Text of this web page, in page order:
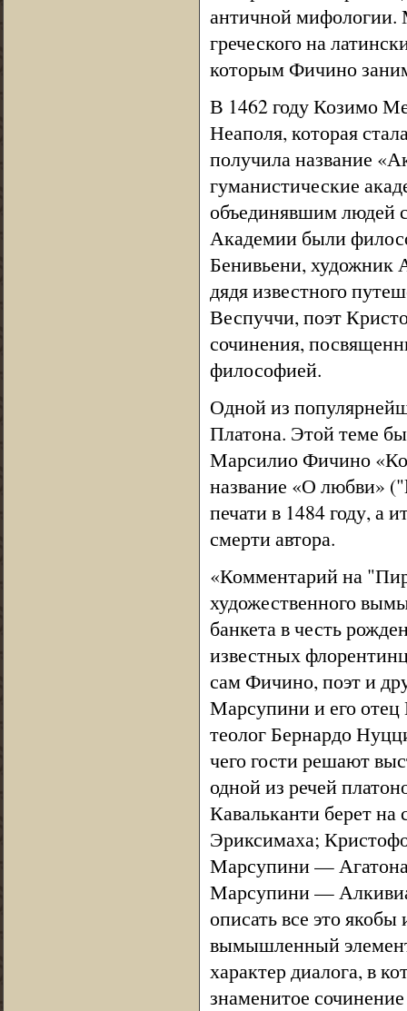
античной
греческого на
которым Фичино
В 1462 году Козимо
Неаполя, которая
получила название
гуманистические
объединявшим людей
Академии были
Бенивьени,
дядя известного
Веспуччи, поэт
сочинения,
философией.
Одной из
Платона. Этой теме
Марсилио Фичино
название «О любви»
печати в 1484 году, а
смерти автора.
«Комментарий на
художественного
банкета в честь
известных
сам Фичино, поэт и
Марсупини и его
теолог Бернардо
чего гости решают
одной из речей
Кавальканти берет
Эриксимаха;
Марсупини —
Марсупини —
описать все это
вымышленный
характер диалога, в
знаменитое